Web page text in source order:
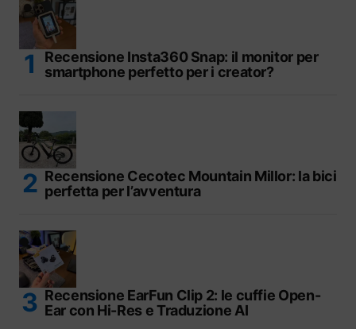
Recensione Insta360 Snap: il monitor per
smartphone perfetto per i creator?
Recensione Cecotec Mountain Millor: la bici
perfetta per l’avventura
Recensione EarFun Clip 2: le cuffie Open-
Ear con Hi-Res e Traduzione AI